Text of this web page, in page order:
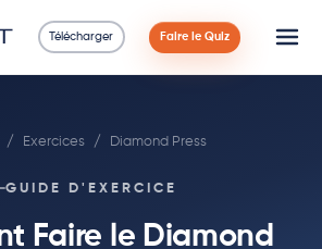
Télécharger Faire le Quiz
/ Exercices / Diamond Press
GUIDE D'EXERCICE
Faire le Diamond